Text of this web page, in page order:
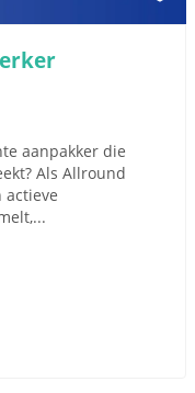
aanpakker die
Als Allround
actieve